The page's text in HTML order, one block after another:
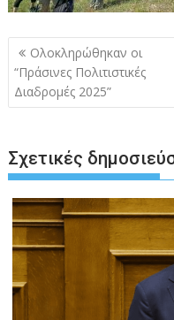
Πλοήγηση
άρθρων
Ολοκληρώθηκαν οι
“Πράσινες Πολιτιστικές
Διαδρομές 2025”
Σχετικές